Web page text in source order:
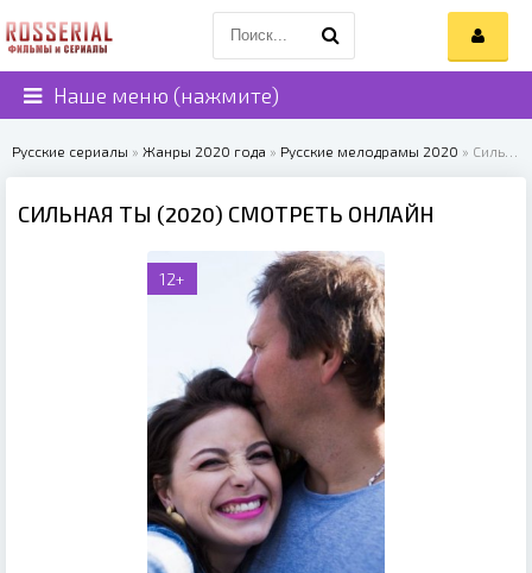
Наше меню (нажмите)
Русские сериалы » Жанры 2020 года » Русские мелодрамы 2020 » Сильная ты (2020)
СИЛЬНАЯ ТЫ (2020) СМОТРЕТЬ ОНЛАЙН
12+